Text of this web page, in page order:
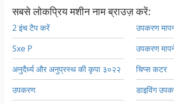
सबसे लोकप्रिय मशीन नाम ब्राउज़ करें:
2 इंच टैप करें
Sxe P
अनुदैर्ध्य और अनुप्रस्थ की कृपा ३०२२
उपकरण
उपकरण
उपकरण
चिप्स कटर
डाइविंग